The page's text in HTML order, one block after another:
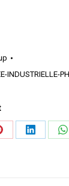
INDUSTRIELLE-
Partager